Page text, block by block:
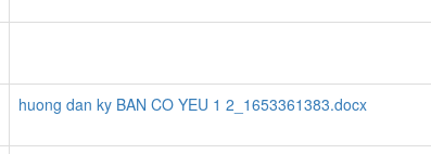
huong dan ky BAN CO YEU 1 2_1653361383.docx